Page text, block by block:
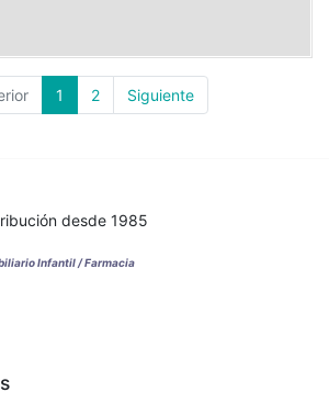
1 2 Siguiente
desde 1985
Infantil / Farmacia